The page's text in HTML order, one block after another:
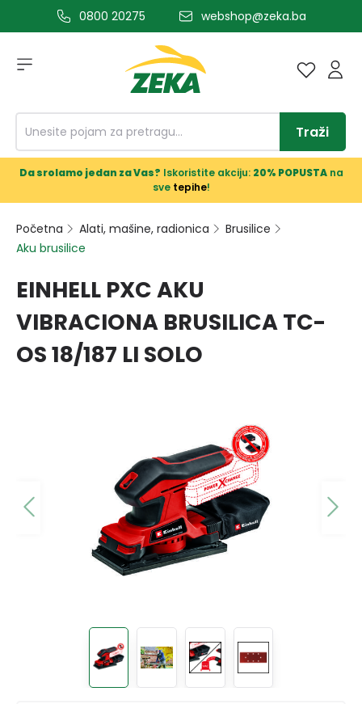
glavni sadržaj0800 20275 webshop@zeka.ba
Traži
Da srolamo jedan za Vas? Iskoristite akciju: 20% POPUSTAna
sve tepihe!
Početna Alati, mašine, radionica
Brusilice
Aku brusilice
EINHELL PXC AKU
VIBRACIONA BRUSILICA TC-
OS 18/187 LI SOLO